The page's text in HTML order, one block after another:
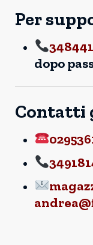
Per
dopo
Contatti